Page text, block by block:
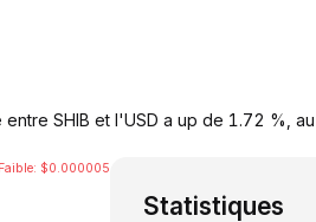
SHIB et l'USD a up de 1.72 %,
Faible: $0.000005
Statistiques